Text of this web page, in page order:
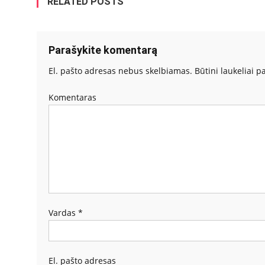
Parašykite komentarą
El. pašto adresas nebus skelbiamas. Būtini laukeliai
Komentaras
Vardas *
El. pašto adresas